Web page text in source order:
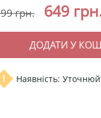
грн. 649
Наявність: